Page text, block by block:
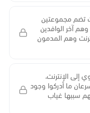
تضم مجموعتين
آخر الوافدين
وهم المدمون
إلى الإنترنت،
ما أدركوا وجود
سببها غياب